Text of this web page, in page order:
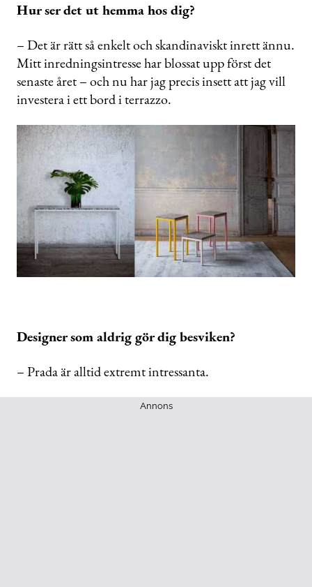
Hur ser det ut hemma hos dig?
– Det är rätt så enkelt och skandinaviskt inrett ännu.
Mitt inredningsintresse har blossat upp först det
senaste året – och nu har jag precis insett att jag vill
investera i ett bord i terrazzo.
Designer som aldrig gör dig besviken?
– Prada är alltid extremt intressanta.
Annons